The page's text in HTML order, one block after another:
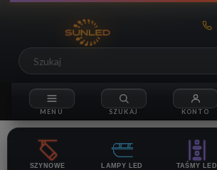
SZYNOWE LAMPY LED TAŚMY LED